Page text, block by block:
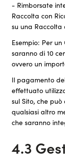
- Rimborsate
Raccolta con
su una Raccolta
Esempio: Per
saranno di 10
ovvero un
Il pagamento
effettuato
sul Sito, che
qualsiasi altro
che saranno
4.3